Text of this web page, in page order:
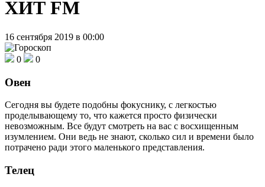
ХИТ FM
16 сентября 2019 в 00:00
0 0
Овен
Сегодня вы будете подобны фокуснику, с легкостью
проделывающему то, что кажется просто физически
невозможным. Все будут смотреть на вас с восхищенным
изумлением. Они ведь не знают, сколько сил и времени было
потрачено ради этого маленького представления.
Телец